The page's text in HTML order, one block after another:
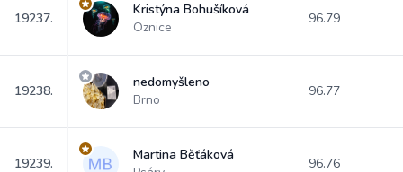
19237.
Kristýna Bohušíková
Oznice
96.79
19238.
nedomyšleno
Brno
96.77
19239.
Martina Běťáková
96.76